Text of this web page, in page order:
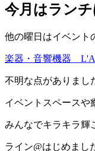
今月はラン
他の曜日はイベント
楽器・音響機器
不明な点がありまし
イベントスペースや
みんなでキラキラ輝
ライン@はじめまし